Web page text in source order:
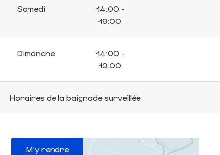
Samedi
14:00 -
19:00
Dimanche
14:00 -
19:00
Horaires de la baignade surveillée
M'y rendre